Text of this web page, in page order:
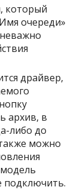
который
очереди»
драйвер,
архив, в
либо до
можно
подключить.